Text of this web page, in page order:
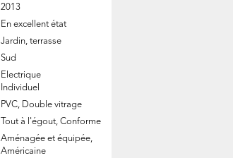
2013
En excellent état
Jardin, terrasse
Sud
Electrique
Individuel
PVC, Double vitrage
Tout à l'égout, Conforme
Aménagée et équipée,
Américaine